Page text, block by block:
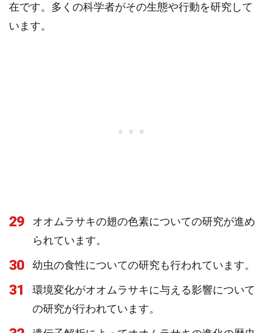
在です。多くの科学者がその生態や行動を研究して
います。
29
オオムラサキの翅の色素についての研究が進め
られています。
30 幼虫の食性についての研究も行われています。
31
環境変化がオオムラサキに与える影響について
の研究が行われています。